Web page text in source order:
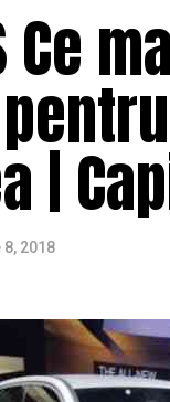
|
2018